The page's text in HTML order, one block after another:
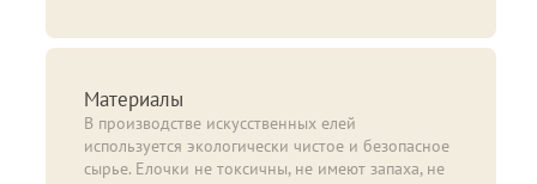
Материалы
В производстве искусственных елей
используется экологически чистое и безопасное
сырье. Елочки не токсичны, не имеют запаха, не